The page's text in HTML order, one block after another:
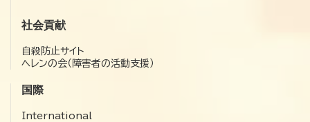
社会貢献
自殺防止サイト
ヘレンの会（障害者の活動支援）
国際
International